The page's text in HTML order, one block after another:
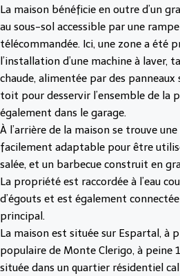
La maison bénéficie en outre d’un
au sous-sol accessible par une
télécommandée. Ici, une zone a été
l’installation d’une machine à laver,
chaude, alimentée par des
toit pour desservir l’ensemble de la
également dans le garage.
À l’arrière de la maison se trouve
facilement adaptable pour être
salée, et un barbecue construit en
La propriété est raccordée à l’eau
d’égouts et est également
principal.
La maison est située sur Espartal, à
populaire de Monte Clerigo, à peine
située dans un quartier résidentiel